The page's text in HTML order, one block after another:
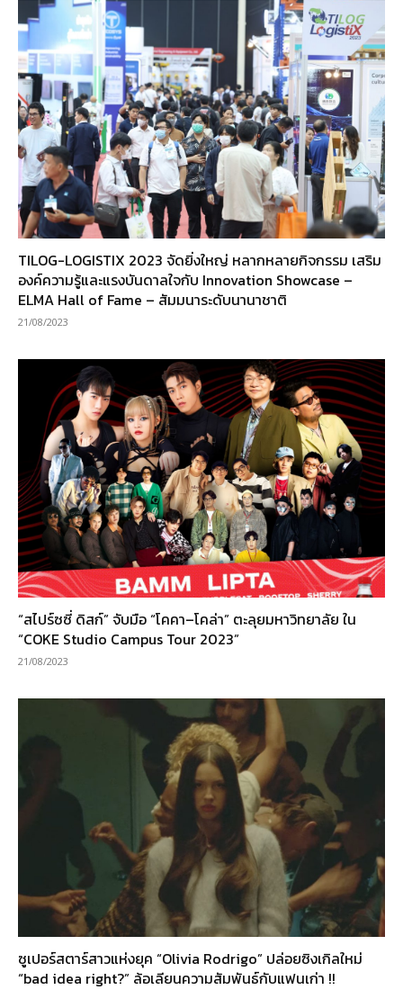
TILOG-LOGISTIX 2023 จัดยิ่งใหญ่ หลากหลายกิจกรรม เสริม
องค์ความรู้และแรงบันดาลใจกับ Innovation Showcase –
ELMA Hall of Fame – สัมมนาระดับนานาชาติ
21/08/2023
“สไปร์ซซี่ ดิสก์” จับมือ “โคคา–โคล่า” ตะลุยมหาวิทยาลัย ใน
“COKE Studio Campus Tour 2023”
21/08/2023
ซูเปอร์สตาร์สาวแห่งยุค “Olivia Rodrigo” ปล่อยซิงเกิลใหม่
“bad idea right?” ล้อเลียนความสัมพันธ์กับแฟนเก่า !!